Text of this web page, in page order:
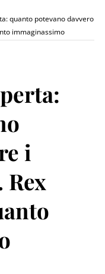
quanto potevano davvero
immaginassimo
i